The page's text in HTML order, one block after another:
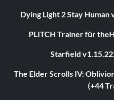
Dying Light 2 Stay
PLITCH Trainer für
Starfield
The Elder Scrolls IV:
(+44